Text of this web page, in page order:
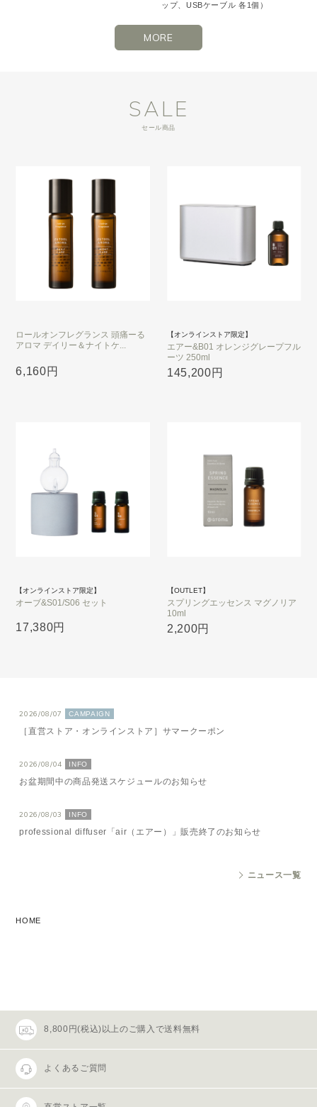
ップ、USBケーブル 各1個）
MORE
SALE
セール商品
ロールオンフレグランス 頭痛ーる
アロマ デイリー＆ナイトケ...
6,160円
【オンラインストア限定】
エアー&B01 オレンジグレープフル
ーツ 250ml
145,200円
【オンラインストア限定】
オーブ&S01/S06 セット
17,380円
【OUTLET】
スプリングエッセンス マグノリア
10ml
2,200円
2026/08/07 CAMPAIGN
［直営ストア・オンラインストア］サマークーポン
2026/08/04 INFO
お盆期間中の商品発送スケジュールのお知らせ
2026/08/03 INFO
professional diffuser「air（エアー）」販売終了のお知らせ
ニュース一覧
HOME
8,800円(税込)以上のご購入で送料無料
よくあるご質問